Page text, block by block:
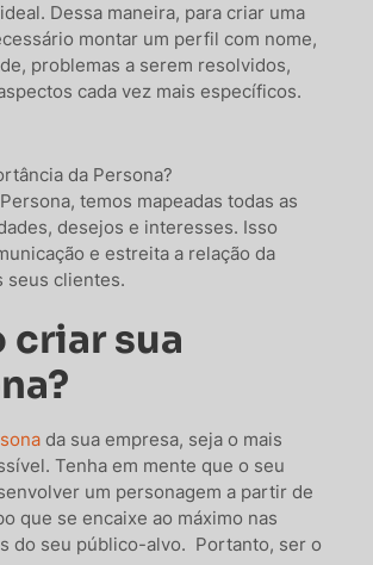
Dessa maneira, para criar uma
montar um perfil com nome,
problemas a serem resolvidos,
cada vez mais específicos.
temos mapeadas todas as
desejos e interesses. Isso
e estreita a relação da
seus clientes.
criar sua
da sua empresa, seja o mais
Tenha em mente que o seu
um personagem a partir de
que se encaixe ao máximo nas
do seu público-alvo. Portanto, ser o